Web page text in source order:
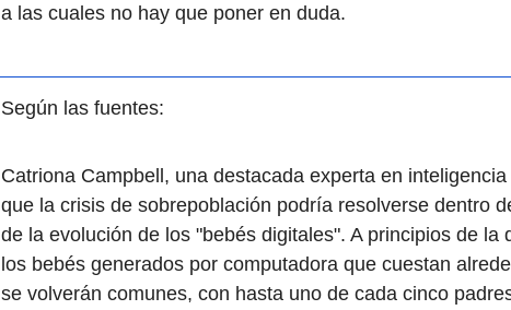
a las cuales no hay que poner en duda.
Según las fuentes:
Catriona Campbell, una destacada experta en
que la crisis de sobrepoblación podría resolverse dentro
de la evolución de los "bebés digitales". A principios de la
los bebés generados por computadora que cuestan
se volverán comunes, con hasta uno de cada cinco